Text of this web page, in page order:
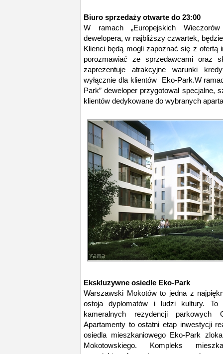
Biuro sprzedaży otwarte do 23:00
W ramach „Europejskich
dewelopera, w najbliższy czwartek,
Klienci będą mogli zapoznać się z
porozmawiać ze sprzedawcami oraz
zaprezentuje atrakcyjne warunki
wyłącznie dla klientów Eko-Park.W
Park” deweloper przygotował specjalne,
klientów dedykowane do wybranych
Ekskluzywne osiedle Eko-Park
Warszawski Mokotów to jedna z
ostoja dyplomatów i ludzi kultury. To
kameralnych rezydencji parkowych
Apartamenty to ostatni etap inwestycji
osiedla mieszkaniowego Eko-Park
Mokotowskiego. Kompleks